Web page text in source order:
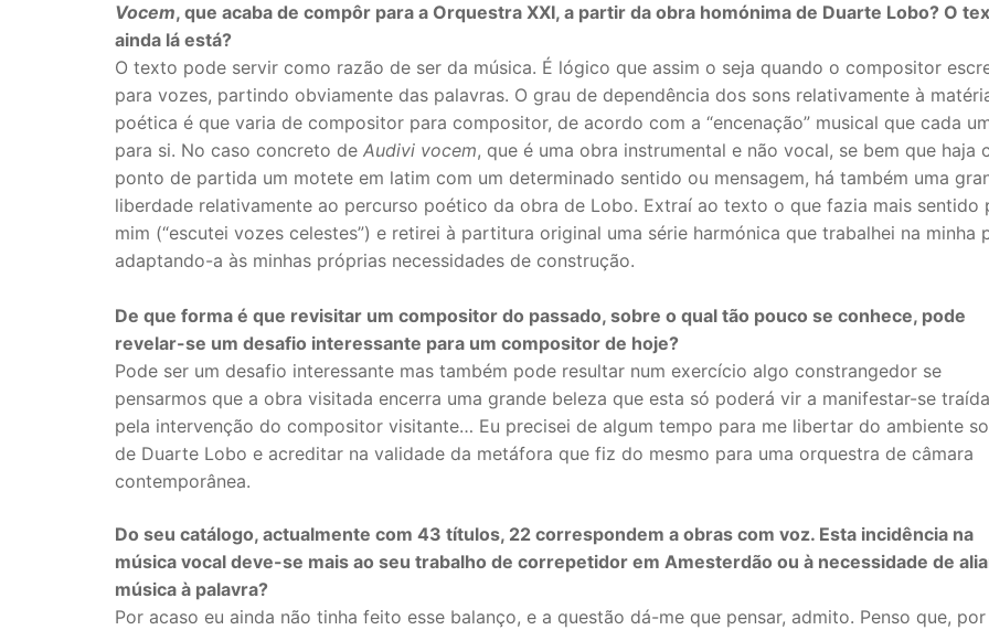
Vocem, que acaba de compôr para a Orquestra XXI, a partir da obra homónima de Duarte Lobo? O
ainda lá está?
O texto pode servir como razão de ser da música. É lógico que assim o seja quando o compositor
para vozes, partindo obviamente das palavras. O grau de dependência dos sons relativamente à
poética é que varia de compositor para compositor, de acordo com a “encenação” musical que cada
para si. No caso concreto de Audivi vocem, que é uma obra instrumental e não vocal, se bem que haja
ponto de partida um motete em latim com um determinado sentido ou mensagem, há também uma
liberdade relativamente ao percurso poético da obra de Lobo. Extraí ao texto o que fazia mais sentido
mim (“escutei vozes celestes”) e retirei à partitura original uma série harmónica que trabalhei na minha
adaptando-a às minhas próprias necessidades de construção.
De que forma é que revisitar um compositor do passado, sobre o qual tão pouco se conhece, pode
revelar-se um desafio interessante para um compositor de hoje?
Pode ser um desafio interessante mas também pode resultar num exercício algo constrangedor se
pensarmos que a obra visitada encerra uma grande beleza que esta só poderá vir a manifestar-se traída
pela intervenção do compositor visitante… Eu precisei de algum tempo para me libertar do ambiente
de Duarte Lobo e acreditar na validade da metáfora que fiz do mesmo para uma orquestra de câmara
contemporânea.
Do seu catálogo, actualmente com 43 títulos, 22 correspondem a obras com voz. Esta incidência na
música vocal deve-se mais ao seu trabalho de correpetidor em Amesterdão ou à necessidade de
música à palavra?
Por acaso eu ainda não tinha feito esse balanço, e a questão dá-me que pensar, admito. Penso que, por